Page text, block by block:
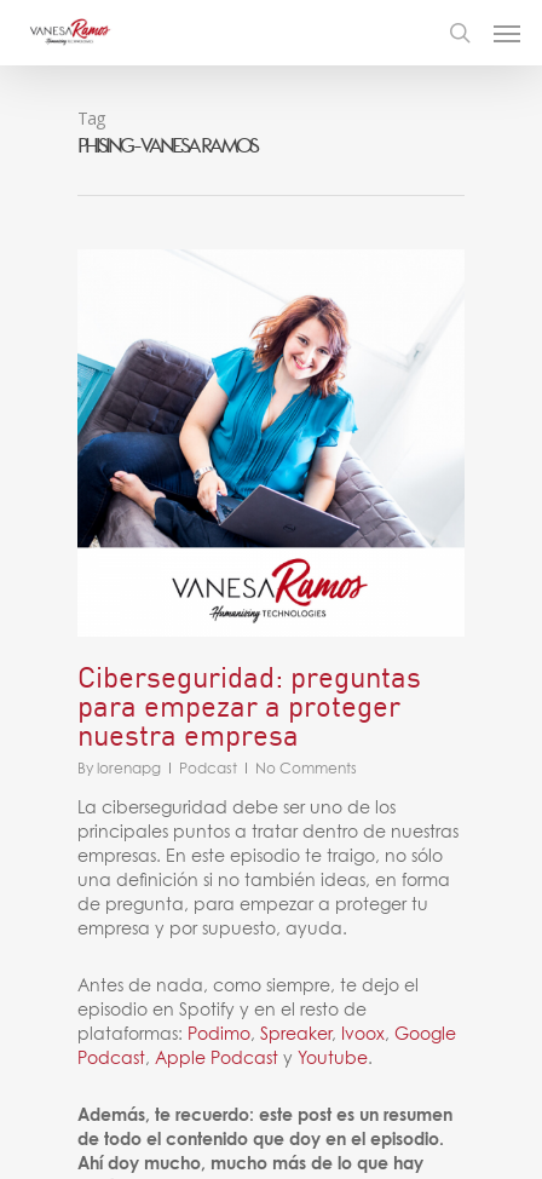
Tag
Phising - Vanesa Ramos
Ciberseguridad: preguntas
para empezar a proteger
nuestra empresa
By lorenapg Podcast No Comments
La ciberseguridad debe ser uno de los
principales puntos a tratar dentro de nuestras
empresas. En este episodio te traigo, no sólo
una definición si no también ideas, en forma
de pregunta, para empezar a proteger tu
empresa y por supuesto, ayuda.
Antes de nada, como siempre, te dejo el
episodio en Spotify y en el resto de
plataformas: Podimo,Spreaker, Ivoox,Google
Podcast,Apple Podcast y Youtube.
Además, te recuerdo: este post es un resumen
de todo el contenido que doy en el episodio.
Ahí doy mucho, mucho más de lo que hay